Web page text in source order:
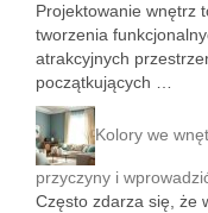
Projektowanie wnętrz
tworzenia
atrakcyjnych
początkujących …
Kolory we
przyczyny i
Często zdarza się, że